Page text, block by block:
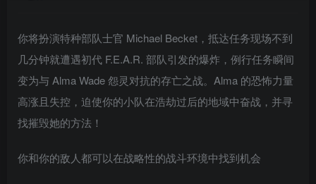
你将扮演特种部队士官 Michael Becket，抵达任务现场不到
几分钟就遭遇初代 F.E.A.R. 部队引发的爆炸，例行任务瞬间
变为与 Alma Wade 怨灵对抗的存亡之战。Alma 的恐怖力量
高涨且失控，迫使你的小队在浩劫过后的地域中奋战，并寻
找摧毁她的方法！
你和你的敌人都可以在战略性的战斗环境中找到机会